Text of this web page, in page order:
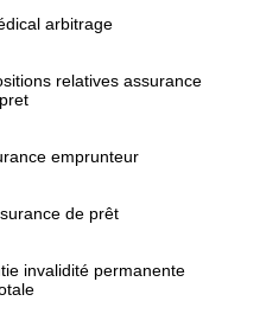
arbitrage
relatives assurance
pret
emprunteur
de prêt
invalidité permanente